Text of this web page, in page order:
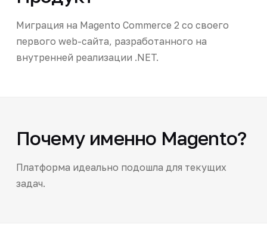
Миграция на Magento Commerce 2 со своего
первого web-сайта, разработанного на
внутренней реализации .NET.
Почему именно Magento?
Платформа идеально подошла для текущих
задач.